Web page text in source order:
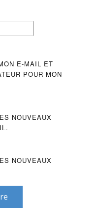
E-MAIL ET
POUR MON
NOUVEAUX
NOUVEAUX